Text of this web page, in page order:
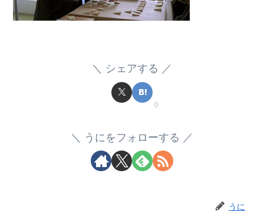
シェアする
0
うにをフォローする
うに